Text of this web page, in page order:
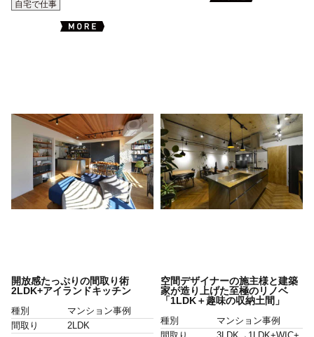
自宅で仕事
開放感たっぷりの間取り術
2LDK+アイランドキッチン
種別
マンション事例
間取り
2LDK
空間デザイナーの施主様と建築
家が造り上げた至極のリノベ
「1LDK＋趣味の収納土間」
種別
マンション事例